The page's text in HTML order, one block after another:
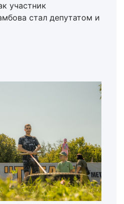
участник
стал депутатом и